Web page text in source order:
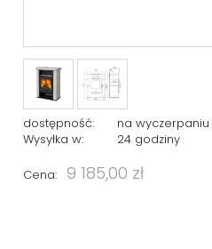
dostępność:
na wyczerpaniu
Wysyłka w:
24 godziny
Cena: 9 185,00 zł